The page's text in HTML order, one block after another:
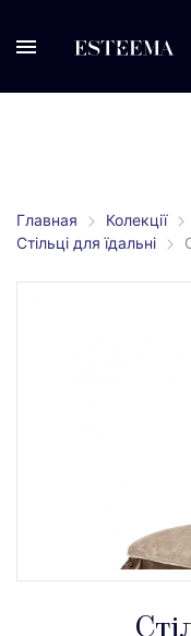
Главная Колекції
Стільці для їдальні